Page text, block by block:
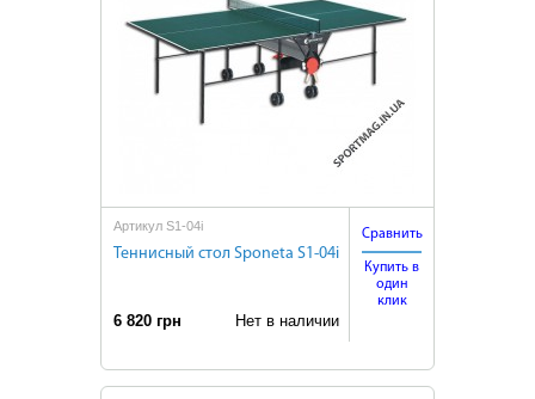
Артикул S1-04i
Теннисный стол Sponeta S1-04i
6 820 грн Нет в наличии
Сравнить
Купить в
один
клик